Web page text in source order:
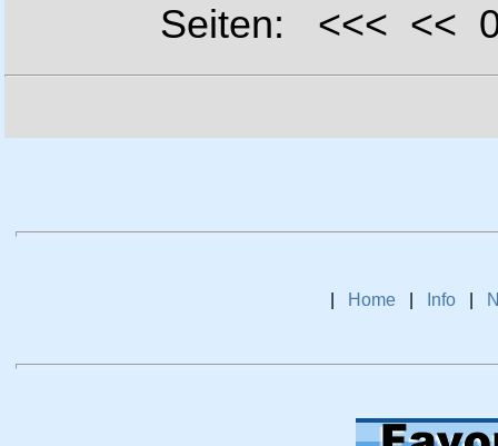
Seiten: <<< <<
Home Info